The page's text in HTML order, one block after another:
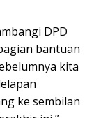
DPD
bantuan
kita
ke sembilan